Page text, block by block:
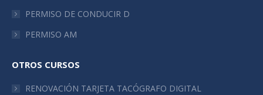
PERMISO DE CONDUCIR D
PERMISO AM
OTROS CURSOS
RENOVACIÓN TARJETA TACÓGRAFO DIGITAL